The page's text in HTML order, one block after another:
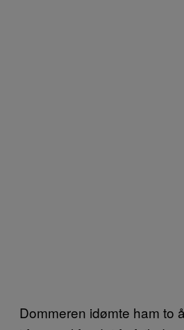
Dommeren idømte ham to